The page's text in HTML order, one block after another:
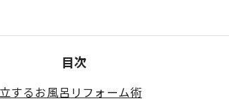
目次
するお風呂リフォーム術